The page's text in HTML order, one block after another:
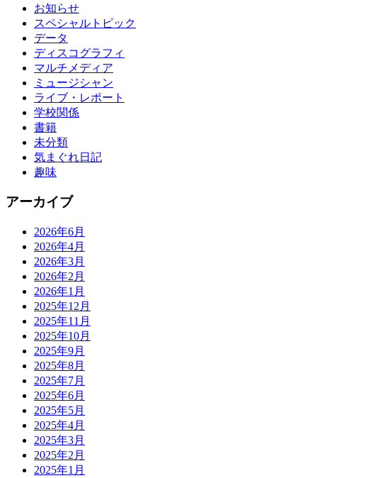
お知らせ
スペシャルトピック
データ
ディスコグラフィ
マルチメディア
ミュージシャン
ライブ・レポート
学校関係
書籍
未分類
気まぐれ日記
趣味
アーカイブ
2026年6月
2026年4月
2026年3月
2026年2月
2026年1月
2025年12月
2025年11月
2025年10月
2025年9月
2025年8月
2025年7月
2025年6月
2025年5月
2025年4月
2025年3月
2025年2月
2025年1月